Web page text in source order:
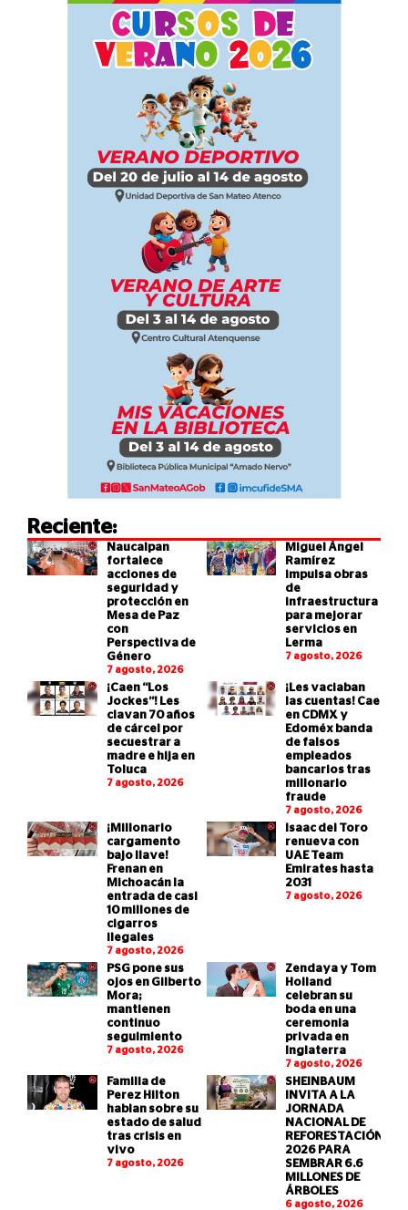
Reciente:
Naucalpan
fortalece
acciones de
seguridad y
protección en
Mesa de Paz
con
Perspectiva de
Género
7 agosto, 2026
Miguel Ángel
Ramírez
impulsa obras
de
infraestructura
para mejorar
servicios en
Lerma
7 agosto, 2026
¡Caen “Los
Jockes”! Les
clavan 70 años
de cárcel por
secuestrar a
madre e hija en
Toluca
7 agosto, 2026
¡Les vaciaban
las cuentas! Cae
en CDMX y
Edoméx banda
de falsos
empleados
bancarios tras
millonario
fraude
7 agosto, 2026
¡Millonario
cargamento
bajo llave!
Frenan en
Michoacán la
entrada de casi
10 millones de
cigarros
ilegales
7 agosto, 2026
Isaac del Toro
renueva con
UAE Team
Emirates hasta
2031
7 agosto, 2026
PSG pone sus
ojos en Gilberto
Mora;
mantienen
continuo
seguimiento
7 agosto, 2026
Zendaya y Tom
Holland
celebran su
boda en una
ceremonia
privada en
Inglaterra
7 agosto, 2026
Familia de
Perez Hilton
hablan sobre su
estado de salud
tras crisis en
vivo
7 agosto, 2026
SHEINBAUM
INVITA A LA
JORNADA
NACIONAL DE
REFORESTACIÓN
2026 PARA
SEMBRAR 6.6
MILLONES DE
ÁRBOLES
6 agosto, 2026